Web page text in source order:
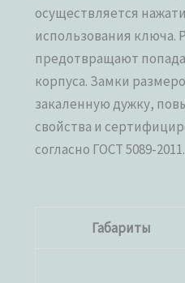
осуществляется
использования ключа.
предотвращают
корпуса. Замки
закаленную дужку,
свойства и
согласно ГОСТ 5089-2011.
Габариты